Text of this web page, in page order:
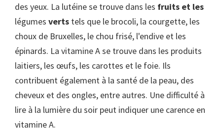
des yeux. La lutéine se trouve dans les fruits et les
légumes verts tels que le brocoli, la courgette, les
choux de Bruxelles, le chou frisé, l'endive et les
épinards. La vitamine A se trouve dans les produits
laitiers, les œufs, les carottes et le foie. Ils
contribuent également à la santé de la peau, des
cheveux et des ongles, entre autres. Une difficulté à
lire à la lumière du soir peut indiquer une carence en
vitamine A.